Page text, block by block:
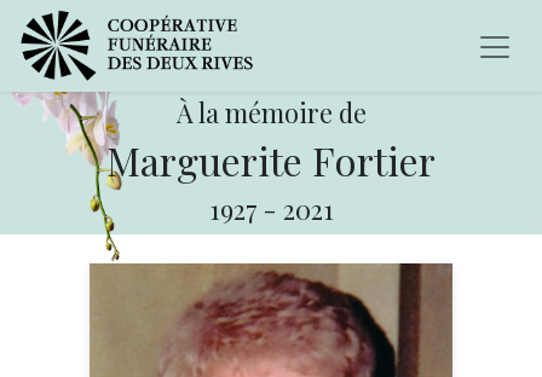
À la mémoire de
Marguerite Fortier
1927 - 2021